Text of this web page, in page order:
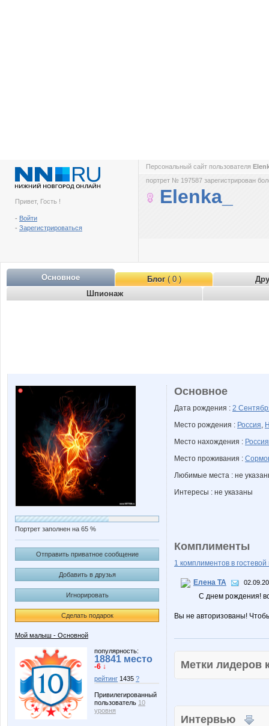
Привет, Гость !
- Войти
- Зарегистрироваться
Персональный сайт пользователя
портрет № 197587 зарегистрирован
Elenka_
Основное Блог( 0 )
Шпионаж
Портрет заполнен на 65 %
Отправить приватное сообщение
Добавить в друзья
Игнорировать
Сделать подарок
Мой малыш - Основной
популярность:
18841 место
-6 ↓
рейтинг 1435 ?
Привилегированный
пользователь 10
уровня
Основное
Дата рождения : 2
Место рождения : Россия,
Место нахождения : Россия
Место проживания :
Любимые места : не
Интересы : не указаны
Комплименты
1 комплиментов в гостевой
Елена ТА
С днем рождения!
Вы не авторизованы!
Метки
Интервью